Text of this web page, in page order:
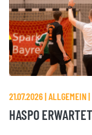
21.07.2026 | ALLGEMEIN |
HASPO